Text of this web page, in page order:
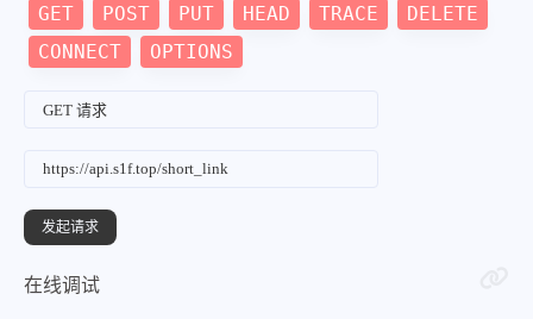
GET POST PUT HEAD TRACE
DELETE
CONNECT
OPTIONS
在线调试